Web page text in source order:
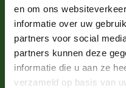
en om ons
informatie over uw
partners voor social
partners kunnen deze
informatie die u aan ze
verzameld op basis van
Word donateur
Word ambassadeur
Word vrijwilliger
Proeflidmaatschap